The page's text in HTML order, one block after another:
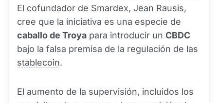
El cofundador de Smardex, Jean Rausis,
cree que la iniciativa es una especie de
caballo de Troya para introducir un CBDC
bajo la falsa premisa de la regulación de las
stablecoin.
El aumento de la supervisión, incluidos los